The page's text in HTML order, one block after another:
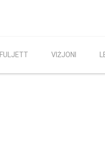
FULJETT VIŻJONI